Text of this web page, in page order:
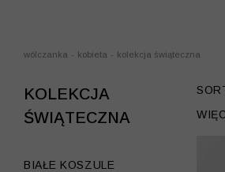
wólczanka - kobieta - kolekcja świąteczna
KOLEKCJA
ŚWIĄTECZNA
BIAŁE KOSZULE